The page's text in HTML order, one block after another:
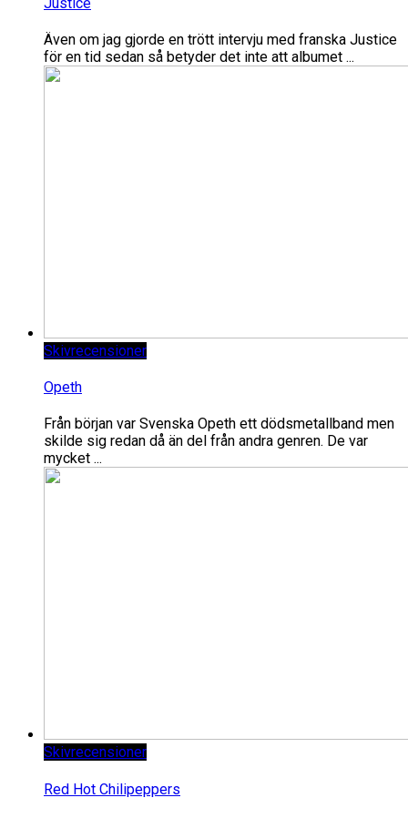
Även om jag gjorde en trött intervju med franska Justice
för en tid sedan så betyder det inte att albumet ...
Skivrecensioner
Opeth
Från början var Svenska Opeth ett dödsmetallband men
skilde sig redan då än del från andra genren. De var
mycket ...
Skivrecensioner
Red Hot Chilipeppers